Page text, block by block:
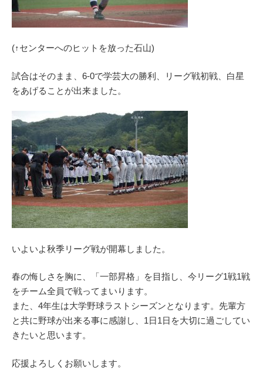
(↑センターへのヒットを放った石山)
試合はそのまま、6-0で学芸大の勝利、リーグ戦初戦、白星
をあげることが出来ました。
いよいよ秋季リーグ戦が開幕しました。
春の悔しさを胸に、「一部昇格」を目指し、今リーグ1戦1戦
をチーム全員で戦ってまいります。
また、4年生は大学野球ラストシーズンとなります。先輩方
と共に野球が出来る事に感謝し、1日1日を大切に過ごしてい
きたいと思います。
応援よろしくお願いします。